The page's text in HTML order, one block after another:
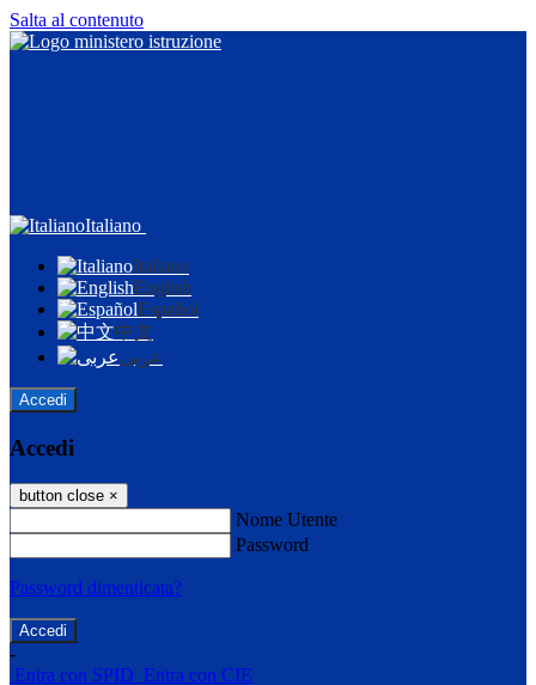
Salta al contenuto
Italiano
Italiano
English
Español
中文
عربى
Accedi
Accedi
button close ×
Nome Utente
Password
Password dimenticata?
-
Entra con SPID Entra con CIE